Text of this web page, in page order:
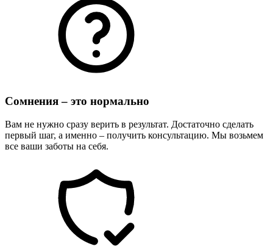
Сомнения – это нормально
Вам не нужно сразу верить в результат. Достаточно сделать
первый шаг, а именно – получить консультацию. Мы возьмем
все ваши заботы на себя.